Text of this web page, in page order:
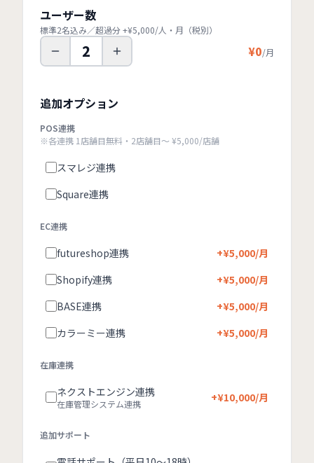
ユーザー数
標準2名込み／超過分 +¥5,000/人・月（税別）
2 ¥0/月
追加オプション
POS連携
※各連携 1店舗目無料・2店舗目〜 ¥5,000/店舗
スマレジ連携
Square連携
EC連携
futureshop連携 +¥5,000/月
Shopify連携
+¥5,000/月
BASE連携
+¥5,000/月
カラーミー連携
+¥5,000/月
在庫連携
ネクストエンジン連携
在庫管理システム連携 +¥10,000/月
追加サポート